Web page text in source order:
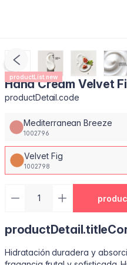
productList.new
Hand Cream Velvet
productDetail.code
Mediterranean Breeze
1002796
Velvet Fig
1002798
Hidratación duradera y